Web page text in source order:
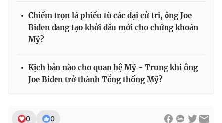
Chiếm trọn lá phiếu từ các đại cử tri, ông Joe
Biden đang tạo khởi đầu mới cho chứng khoán
Mỹ?
Kịch bản nào cho quan hệ Mỹ - Trung khi ông
Joe Biden trở thành Tổng thống Mỹ?
0 0